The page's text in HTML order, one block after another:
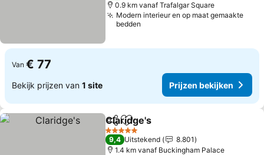
0.9 km vanaf Trafalgar Square
Modern interieur en op maat gemaakte
bedden
Van € 77
Bekijk prijzen van 1 site Prijzen bekijken
DelenToevoegen aan favorieten
Claridge's
5 Sterren
9,4 Uitstekend
8.801
1.4 km vanaf Buckingham Palace